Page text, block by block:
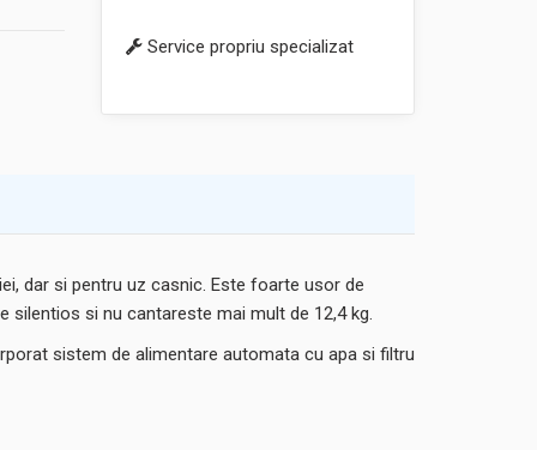
Service propriu specializat
dar si pentru uz casnic. Este foarte usor de
silentios si nu cantareste mai mult de 12,4 kg.
sistem de alimentare automata cu apa si filtru